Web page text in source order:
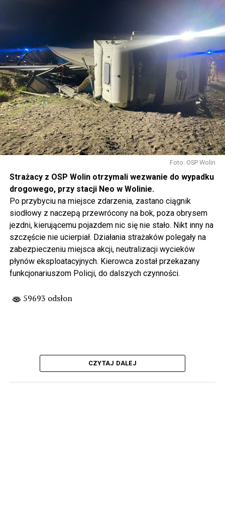
Foto: OSP Wolin
Strażacy z OSP Wolin otrzymali wezwanie do wypadku
drogowego, przy stacji Neo w Wolinie.
Po przybyciu na miejsce zdarzenia, zastano ciągnik
siodłowy z naczepą przewrócony na bok, poza obrysem
jezdni, kierującemu pojazdem nic się nie stało. Nikt inny na
szczęście nie ucierpiał. Działania strażaków polegały na
zabezpieczeniu miejsca akcji, neutralizacji wycieków
płynów eksploatacyjnych. Kierowca został przekazany
funkcjonariuszom Policji, do dalszych czynności.
59693 odsłon
CZYTAJ DALEJ